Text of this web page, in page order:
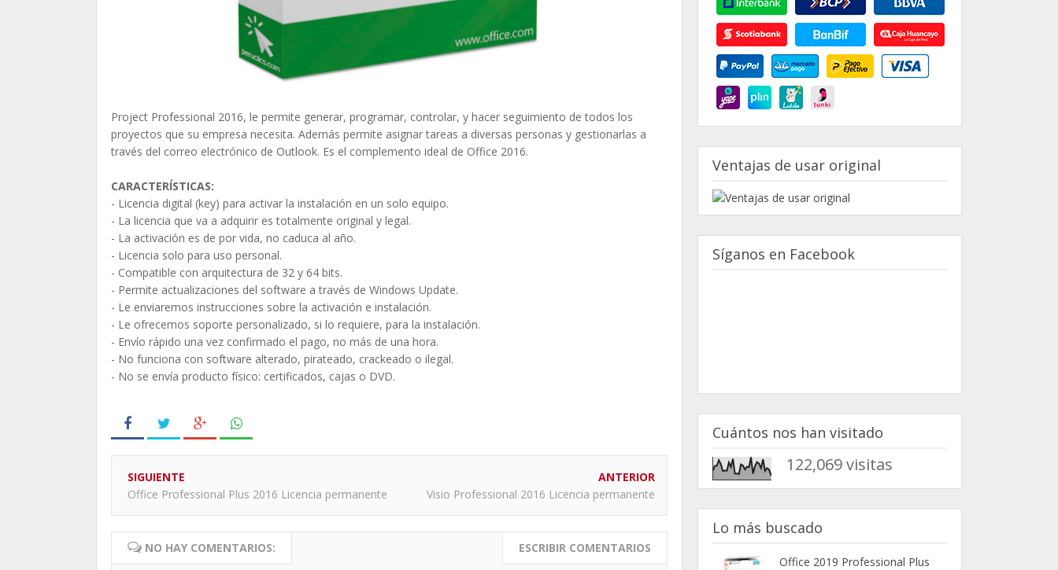
Project Professional 2016, le permite generar, programar, controlar, y hacer seguimiento de todos los
proyectos que su empresa necesita. Además permite asignar tareas a diversas personas y gestionarlas a
través del correo electrónico de Outlook. Es el complemento ideal de Office 2016.
CARACTERÍSTICAS:
- Licencia digital (key) para activar la instalación en un solo equipo.
- La licencia que va a adquirir es totalmente original y legal.
- La activación es de por vida, no caduca al año.
- Licencia solo para uso personal.
- Compatible con arquitectura de 32 y 64 bits.
- Permite actualizaciones del software a través de Windows Update.
- Le enviaremos instrucciones sobre la activación e instalación.
- Le ofrecemos soporte personalizado, si lo requiere, para la instalación.
- Envío rápido una vez confirmado el pago, no más de una hora.
- No funciona con software alterado, pirateado, crackeado o ilegal.
- No se envía producto físico: certificados, cajas o DVD.
SIGUIENTE
Office Professional Plus 2016 Licencia permanente
ANTERIOR
Visio Professional 2016 Licencia permanente
NO HAY COMENTARIOS: ESCRIBIR COMENTARIOS
Ventajas de usar original
Síganos en Facebook
Cuántos nos han visitado
122,069
Lo más buscado
Office 2019 Professional Plus